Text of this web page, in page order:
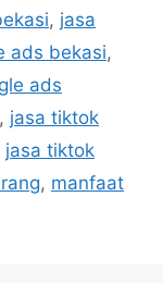
, jasa
ads bekasi,
ads
, jasa tiktok
jasa tiktok
, manfaat